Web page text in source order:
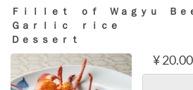
Ｆｉｌｌｅｔ ｏｆ Ｗａｇｙｕ Ｂｅ
Ｇａｒｌｉｃ ｒｉｃｅ
Ｄｅｓｓｅｒｔ
¥